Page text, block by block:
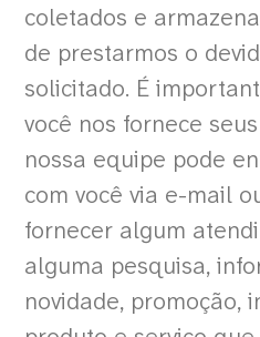
coletados e
de prestarmos o
solicitado. É
você nos fornece
nossa equipe pode
com você via e-mail
fornecer algum
alguma pesquisa,
novidade, promoção,